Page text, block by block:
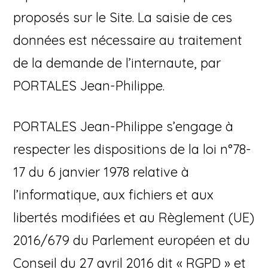
proposés sur le Site. La saisie de ces
données est nécessaire au traitement
de la demande de l’internaute, par
PORTALES Jean-Philippe.
PORTALES Jean-Philippe s’engage à
respecter les dispositions de la loi n°78-
17 du 6 janvier 1978 relative à
l’informatique, aux fichiers et aux
libertés modifiées et au Règlement (UE)
2016/679 du Parlement européen et du
Conseil du 27 avril 2016 dit « RGPD » et